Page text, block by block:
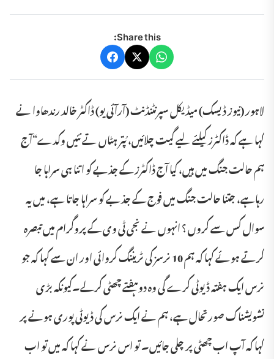
Share this:
لاہور (نیوز ڈیسک) میڈیکل سپرنٹنڈنٹ (آرآئی یو) ڈاکٹر خالد رندھاوا نے
کہا ہے کہ ڈاکٹرز کیلئے لیے گیت چلائیں، پُتر ہٹاں تے نئیں وکدے“آج
ہم حالت جنگ میں ہیں، کیا آج ڈاکٹرز کے جذبے کو اتنا ہی سراہا جا
رہاہے، جتنا حالت جنگ میں فوج کے جذبے کو سراہا جاتا ہے، میں یہ
سوال کس سے کروں ؟ انہوں نے نجی ٹی وی کے پروگرام میں تبصرہ
کرتے ہوئے کہا کہ ہم 10 نرسز کی ٹریننگ کروائی اور ان سے کہا کہ جو
نرس ایک ہفتہ ڈیوٹی کرے گی وہ دوہفتے چھٹی کرلے۔کیونکہ بڑی
تشویشناک صورتحال ہے، ہم نے ایک نرس کی ڈیوٹی پوری ہونے پر
کہا کہ آپ اب چھٹی پر چلی جائیں۔ تو اس نرس نے کہا کہ میں تو اب